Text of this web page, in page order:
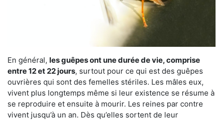
En général, les guêpes ont une durée de vie, comprise
entre 12 et 22 jours, surtout pour ce qui est des guêpes
ouvrières qui sont des femelles stériles. Les mâles eux,
vivent plus longtemps même si leur existence se résume à
se reproduire et ensuite à mourir. Les reines par contre
vivent jusqu’à un an. Dès qu’elles sortent de leur